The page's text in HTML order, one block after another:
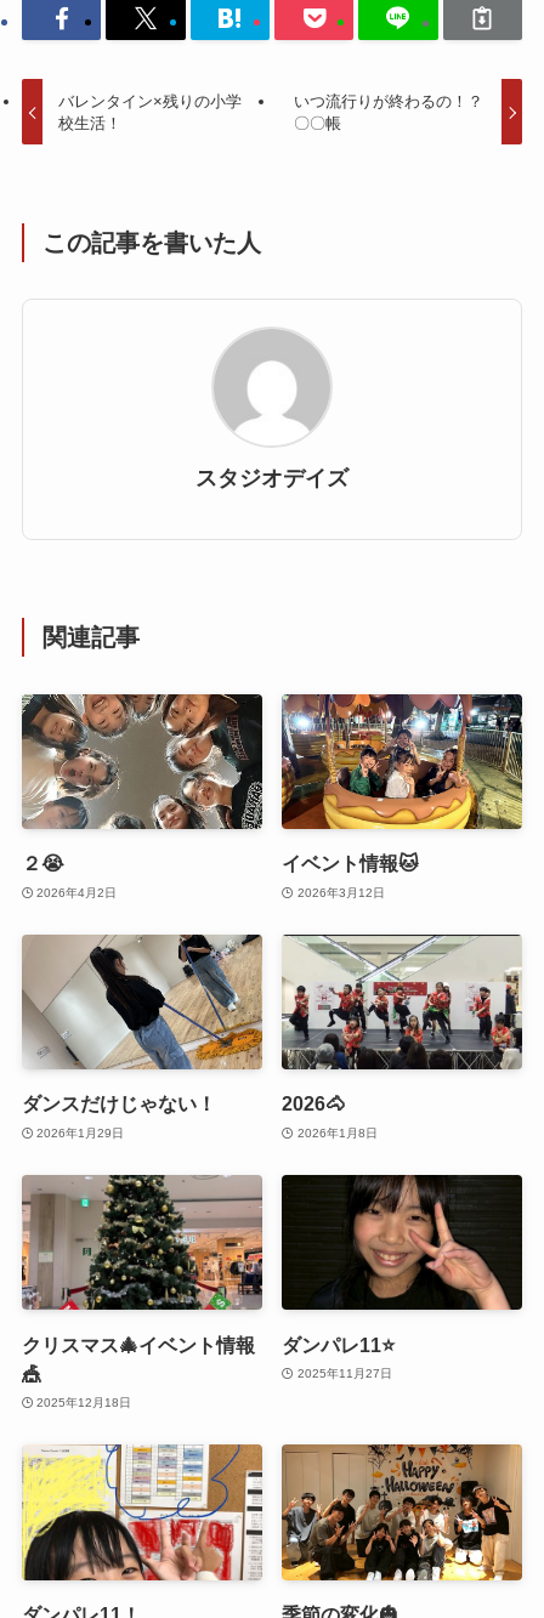
バレンタイン×残りの小学
校生活！
いつ流行りが終わるの！？
〇〇帳
この記事を書いた人
スタジオデイズ
関連記事
２😭
2026年4月2日
イベント情報🐱
2026年3月12日
ダンスだけじゃない！
2026年1月29日
2026🐴
2026年1月8日
クリスマス🎄イベント情報
🎪
2025年12月18日
ダンパレ11⭐
2025年11月27日